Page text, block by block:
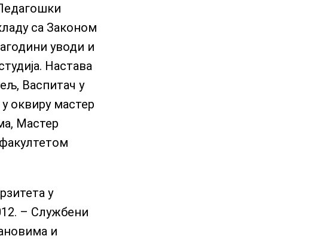
са Законом
уводи и
Настава
Васпитач у
оквиру мастер
Мастер
у
– Службени
и